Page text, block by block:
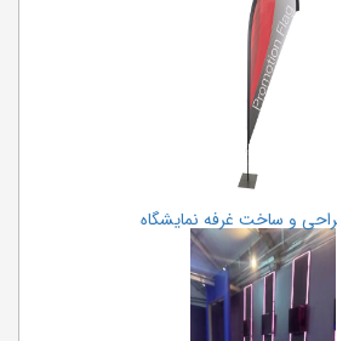
و ساخت غرفه نمایشگاه